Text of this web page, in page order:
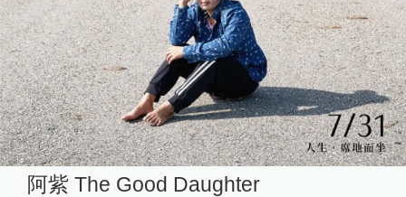
阿紫 The Good Daughter